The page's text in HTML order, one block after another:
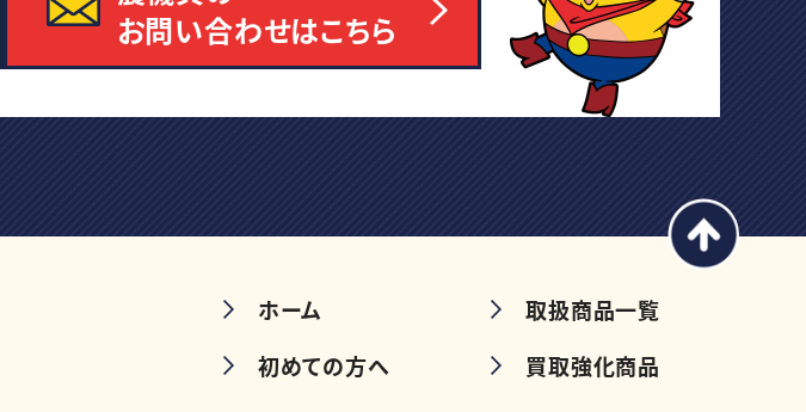
お問い合わせはこちら
ホーム
初めての方へ
取扱商品一覧
買取強化商品